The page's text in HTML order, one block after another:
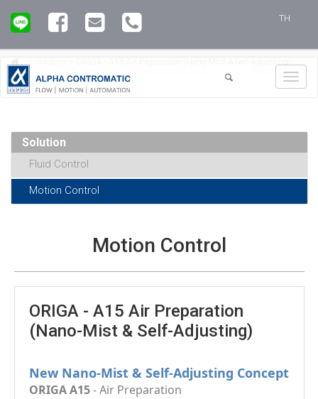
TH
Solution
Fluid Control
Motion Control
Motion Control
ORIGA - A15 Air Preparation
(Nano-Mist & Self-Adjusting)
New Nano-Mist & Self-Adjusting Concept
ORIGA A15- Air Preparation